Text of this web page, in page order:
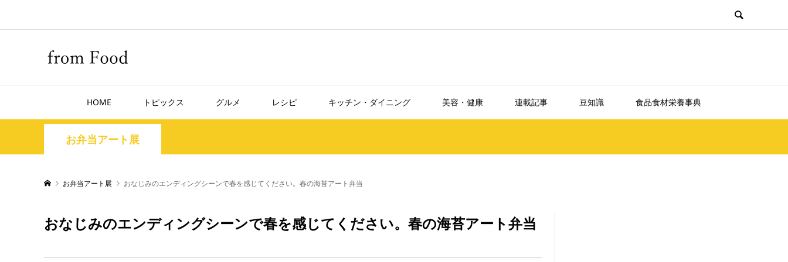
HOME トピックス グルメ レシピ キッチン・ダイニング 美容・健康 連載記事 豆知識 食品食材栄養事典
お弁当アート展
お弁当アート展 おなじみのエンディングシーンで春を感じてください。春の海苔アート弁当
おなじみのエンディングシーンで春を感じてください。春の海苔アート弁当